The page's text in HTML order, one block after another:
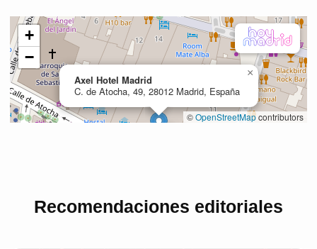
Recomendaciones editoriales